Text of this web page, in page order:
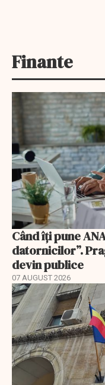
Finante
Când îți pune
datornicilor”.
devin publice
07 AUGUST 2026